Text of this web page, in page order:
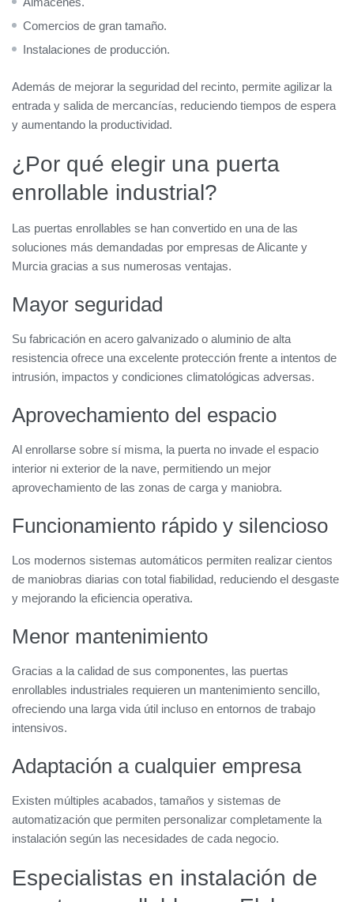
Comercios de gran tamaño.
Instalaciones de producción.
Además de mejorar la seguridad del recinto, permite agilizar la
entrada y salida de mercancías, reduciendo tiempos de espera
y aumentando la productividad.
¿Por qué elegir una puerta
enrollable industrial?
Las puertas enrollables se han convertido en una de las
soluciones más demandadas por empresas de Alicante y
Murcia gracias a sus numerosas ventajas.
Mayor seguridad
Su fabricación en acero galvanizado o aluminio de alta
resistencia ofrece una excelente protección frente a intentos de
intrusión, impactos y condiciones climatológicas adversas.
Aprovechamiento del espacio
Al enrollarse sobre sí misma, la puerta no invade el espacio
interior ni exterior de la nave, permitiendo un mejor
aprovechamiento de las zonas de carga y maniobra.
Funcionamiento rápido y silencioso
Los modernos sistemas automáticos permiten realizar cientos
de maniobras diarias con total fiabilidad, reduciendo el desgaste
y mejorando la eficiencia operativa.
Menor mantenimiento
Gracias a la calidad de sus componentes, las puertas
enrollables industriales requieren un mantenimiento sencillo,
ofreciendo una larga vida útil incluso en entornos de trabajo
intensivos.
Adaptación a cualquier empresa
Existen múltiples acabados, tamaños y sistemas de
automatización que permiten personalizar completamente la
instalación según las necesidades de cada negocio.
Especialistas en instalación de